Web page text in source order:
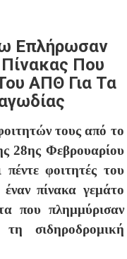
Επλήρωσαν
Που
ΑΠΘ Για Τα
τους από το
28ης Φεβρουαρίου
φοιτητές του
πίνακα γεμάτο
που πλημμύρισαν
σιδηροδρομική